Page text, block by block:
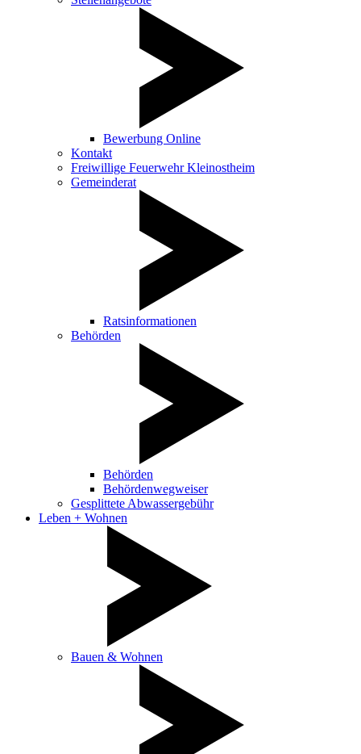
Bewerbung Online
Kontakt
Freiwillige Feuerwehr Kleinostheim
Gemeinderat
Ratsinformationen
Behörden
Behörden
Behördenwegweiser
Gesplittete Abwassergebühr
Leben + Wohnen
Bauen & Wohnen